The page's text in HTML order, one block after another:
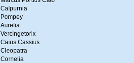
Calpurnia
Pompey
Aurelia
Vercingetorix
Caius Cassius
Cleopatra
Cornelia